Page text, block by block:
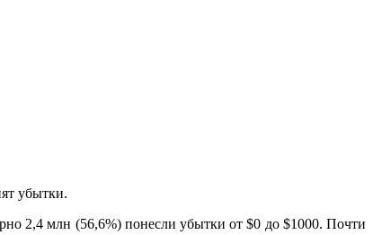
убытки.
2,4 млн (56,6%) понесли убытки от $0 до $1000. Почти